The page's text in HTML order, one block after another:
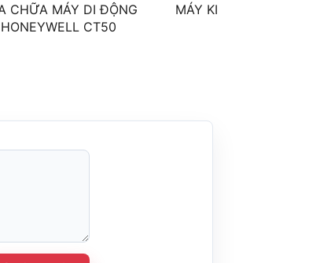
CHỮA MÁY DI ĐỘNG
HONEYWELL CT50
MÁY KIỂM KHO